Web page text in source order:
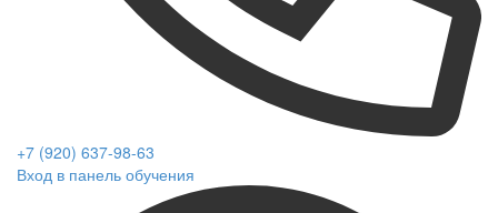
+7 (920) 637-98-63
Вход в панель обучения